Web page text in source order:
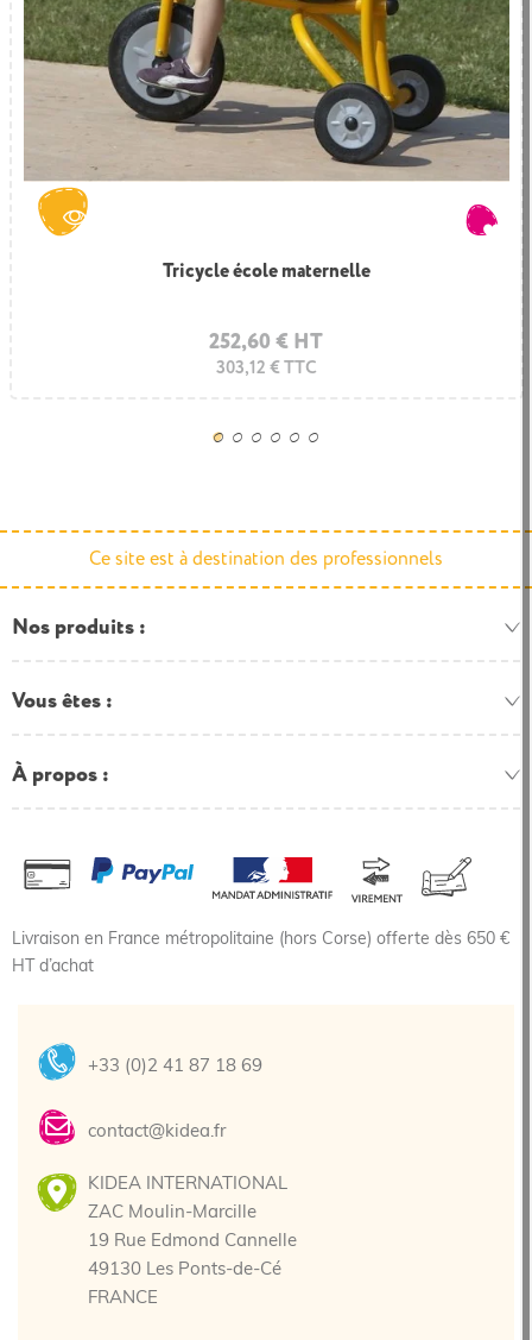
Tricycle école maternelle
252,60 € HT
303,12 € TTC
Lot de 2 trottinettes enfant – Italtrike
216,50 € HT
259,80 € TTC
Ce site est à destination des professionnels
Nos produits
Vous êtes
À propos
Livraison en France métropolitaine (hors Corse) offerte dès 650 €
HT d’achat
+33 (0)2 41 87 18 69
contact@kidea.fr
KIDEA INTERNATIONAL
ZAC Moulin-Marcille
19 Rue Edmond Cannelle
49130 Les Ponts-de-Cé
FRANCE